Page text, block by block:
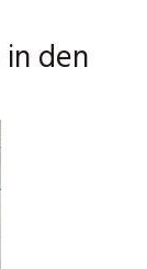
den